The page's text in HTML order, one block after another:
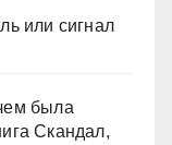
или сигнал
была
Скандал,